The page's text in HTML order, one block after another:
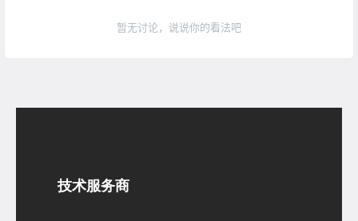
暂无讨论，说说你的看法吧
技术服务商